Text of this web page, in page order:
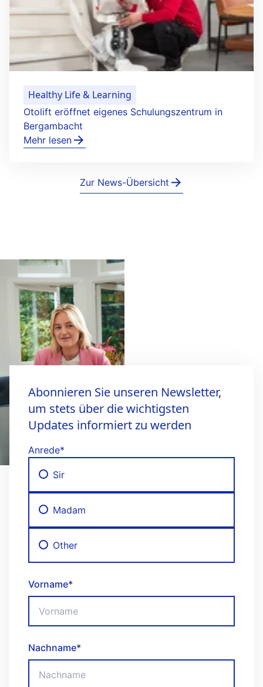
Healthy Life & Learning
Otolift eröffnet eigenes Schulungszentrum in
Bergambacht
Mehr lesen
Zur News-Übersicht
Abonnieren Sie unseren Newsletter,
um stets über die wichtigsten
Updates informiert zu werden
Anrede*
Sir
Madam
Other
Vorname*
Nachname*